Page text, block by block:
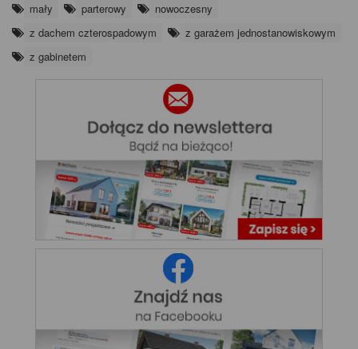
mały parterowy
nowoczesny
z dachem czterospadowym
z garażem jednostanowiskowym
z gabinetem